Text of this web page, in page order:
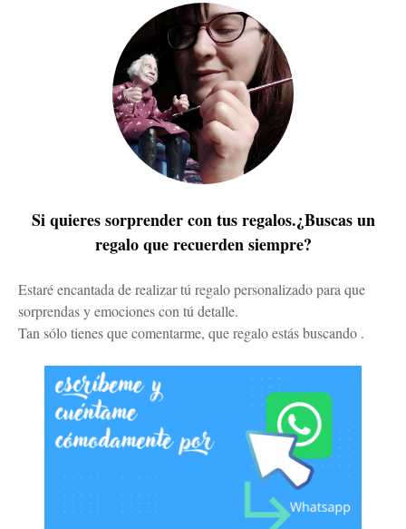
Si quieres sorprender con tus regalos.¿Buscas un
regalo que recuerden siempre?
Estaré encantada de realizar tú regalo personalizado para que
sorprendas y emociones con tú detalle.
Tan sólo tienes que comentarme, que regalo estás buscando .